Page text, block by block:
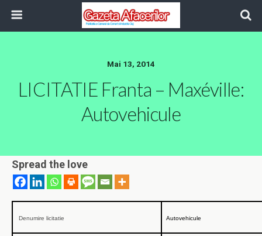
Mai 13, 2014
LICITATIE Franta – Maxéville:
Autovehicule
Spread the love
Denumire licitatie Autovehicule